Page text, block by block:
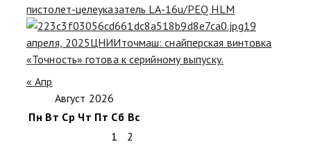
пистолет-целеуказатель LA-16u/PEQ HLM
19
апреля, 2025ЦНИИточмаш: снайперская винтовка
«Точность» готова к серийному выпуску.
« Апр
Август 2026
Пн Вт Ср Чт Пт Сб Вс
1
2